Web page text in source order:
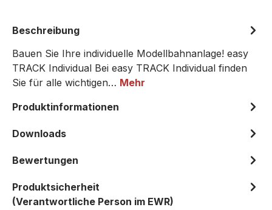
Beschreibung
Bauen Sie Ihre individuelle Modellbahnanlage! easy
TRACK Individual Bei easy TRACK Individual finden
Sie für alle wichtigen… Mehr
Produktinformationen
Downloads
Bewertungen
Produktsicherheit
(Verantwortliche Person im EWR)